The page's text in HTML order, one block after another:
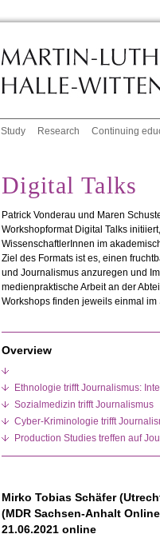
Study Research Continuing
Digital Talks
Patrick Vonderau und Maren
Workshopformat Digital Talks
WissenschaftlerInnen im
Ziel des Formats ist es, einen
und Journalismus anzuregen und
medienpraktische Arbeit an der
Workshops finden jeweils einmal im
Overview
Ethnologie trifft Journalismus:
Sozialmedizin trifft Journalismus
Cyber-Kriminologie trifft
Production Studies treffen auf
Mirko Tobias Schäfer
(MDR Sachsen-Anhalt
21.06.2021 online